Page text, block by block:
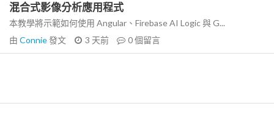
混合式影像分析應用程式
本教學將示範如何使用 Angular、Firebase AI Logic 與 G...
由 Connie發文 3 天前 0個留言